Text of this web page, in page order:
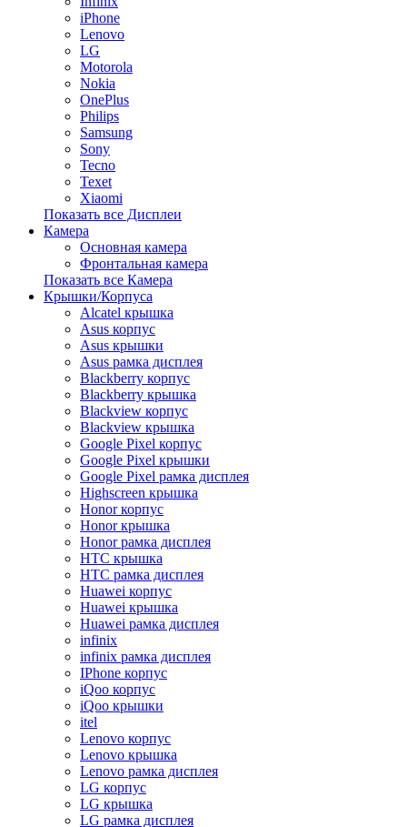
iPhone
Lenovo
LG
Motorola
Nokia
OnePlus
Philips
Samsung
Sony
Tecno
Texet
Xiaomi
Показать все Дисплеи
Камера
Основная камера
Фронтальная камера
Показать все Камера
Крышки/Корпуса
Alcatel крышка
Asus корпус
Asus крышки
Asus рамка дисплея
Blackberry корпус
Blackberry крышка
Blackview корпус
Blackview крышка
Google Pixel корпус
Google Pixel крышки
Google Pixel рамка дисплея
Highscreen крышка
Honor корпус
Honor крышка
Honor рамка дисплея
HTC крышка
HTC рамка дисплея
Huawei корпус
Huawei крышка
Huawei рамка дисплея
infinix
infinix рамка дисплея
IPhone корпус
iQoo корпус
iQoo крышки
itel
Lenovo корпус
Lenovo крышка
Lenovo рамка дисплея
LG корпус
LG крышка
LG рамка дисплея